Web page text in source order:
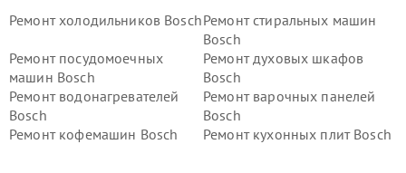
Ремонт холодильников BoschРемонт стиральных машин
Bosch
Ремонт посудомоечных
машин Bosch
Ремонт духовых шкафов
Bosch
Ремонт водонагревателей
Bosch
Ремонт варочных панелей
Bosch
Ремонт кофемашин Bosch
Ремонт кухонных плит Bosch